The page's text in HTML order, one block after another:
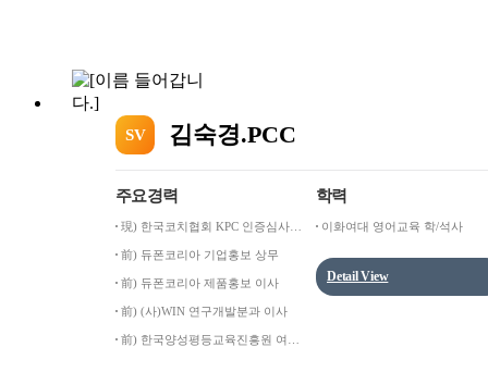
SV 김숙경.PCC
주요경력
現) 한국코치협회 KPC 인증심사위
前) 듀폰코리아 기업홍보 상무
前) 듀폰코리아 제품홍보 이사
前) (사)WIN 연구개발분과 이사
前) 한국양성평등교육진흥원 여성
학력
이화여대 영어교육 학/석사
Detail View